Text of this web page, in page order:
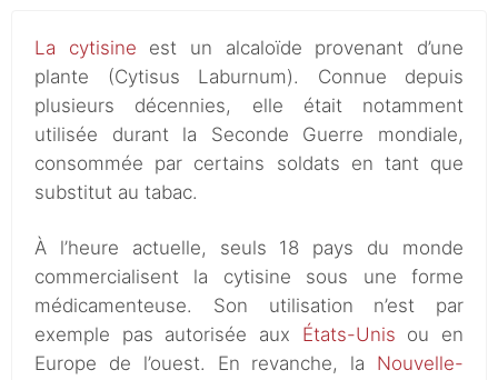
La cytisine est un alcaloïde provenant d’une
plante (Cytisus Laburnum). Connue depuis
plusieurs décennies, elle était notamment
utilisée durant la Seconde Guerre mondiale,
consommée par certains soldats en tant que
substitut au tabac.
À l’heure actuelle, seuls 18 pays du monde
commercialisent la cytisine sous une forme
médicamenteuse. Son utilisation n’est par
exemple pas autorisée aux États-Unis ou en
Europe de l’ouest. En revanche, la Nouvelle-